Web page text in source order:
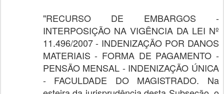
"RECURSO DE EMBARGOS -
INTERPOSIÇÃO NA VIGÊNCIA DA LEI Nº
11.496/2007 - INDENIZAÇÃO POR DANOS
MATERIAIS - FORMA DE PAGAMENTO -
PENSÃO MENSAL - INDENIZAÇÃO ÚNICA
- FACULDADE DO MAGISTRADO. Na